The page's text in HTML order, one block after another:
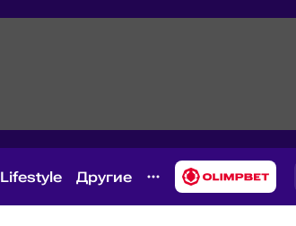
Lifestyle Другие